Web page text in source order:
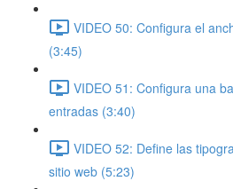
VIDEO 50: Configura el
(3:45)
VIDEO 51: Configura una
entradas (3:40)
VIDEO 52: Define las
sitio web (5:23)